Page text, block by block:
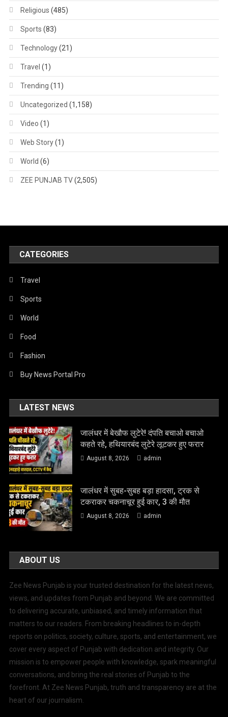
Religious (485)
Sports (83)
Technology(21)
Travel (1)
Trending (11)
Uncategorized (1,158)
Video (1)
Web Story(1)
World (6)
ZEE PUNJAB TV(2,505)
CATEGORIES
Travel
Sports
World
Food
Fashion
Buy News Portal Pro
LATEST NEWS
जालंधर में बेखौफ लुटेरे! दंपति बचाओ बचाओ
कहते रहे, हथियारबंद लुटेरे लूटकर हुए फरार
August 8, 2026 admin
जालंधर में सुबह-सुबह बड़ा हादसा, ट्रक से
टकराकर चकनाचूर हुई कार, 3 की मौत
August 8, 2026 admin
ABOUT US
Zee News Punjab is your trusted destination for the latest news,
views, and updates from Punjab and beyond. We are committed
to delivering accurate, unbiased, and timely information that
matters to our readers. From breaking headlines to in-depth
reports on politics, society, culture, sports, and entertainment, we
cover every aspect of Punjab with dedication and integrity. Our
mission is to empower people with knowledge, spark meaningful
conversations, and bring the real stories of Punjab to the
forefront. At Zee News Punjab, truth and transparency are at the
heart of our journalism.